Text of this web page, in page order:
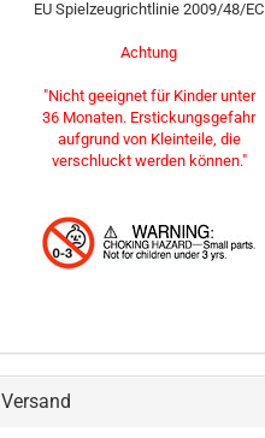
EU Spielzeugrichtlinie 2009/48/EC
Achtung
"Nicht geeignet für Kinder unter
36 Monaten. Erstickungsgefahr
aufgrund von Kleinteile, die
verschluckt werden können."
Versand